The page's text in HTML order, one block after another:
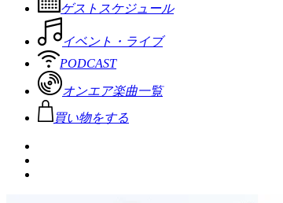
ゲストスケジュール
イベント・ライブ
PODCAST
オンエア楽曲一覧
買い物をする